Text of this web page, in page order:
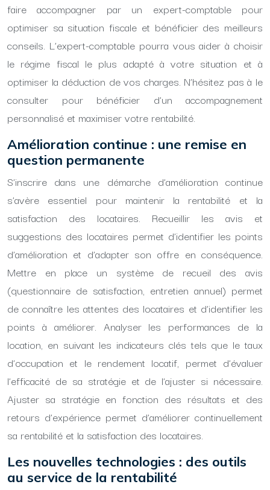
faire accompagner par un expert-comptable pour
optimiser sa situation fiscale et bénéficier des meilleurs
conseils. L’expert-comptable pourra vous aider à choisir
le régime fiscal le plus adapté à votre situation et à
optimiser la déduction de vos charges. N’hésitez pas à le
consulter pour bénéficier d’un accompagnement
personnalisé et maximiser votre rentabilité.
Amélioration continue : une remise en
question permanente
S’inscrire dans une démarche d’amélioration continue
s’avère essentiel pour maintenir la rentabilité et la
satisfaction des locataires. Recueillir les avis et
suggestions des locataires permet d’identifier les points
d’amélioration et d’adapter son offre en conséquence.
Mettre en place un système de recueil des avis
(questionnaire de satisfaction, entretien annuel) permet
de connaître les attentes des locataires et d’identifier les
points à améliorer. Analyser les performances de la
location, en suivant les indicateurs clés tels que le taux
d’occupation et le rendement locatif, permet d’évaluer
l’efficacité de sa stratégie et de l’ajuster si nécessaire.
Ajuster sa stratégie en fonction des résultats et des
retours d’expérience permet d’améliorer continuellement
sa rentabilité et la satisfaction des locataires.
Les nouvelles technologies : des outils
au service de la rentabilité